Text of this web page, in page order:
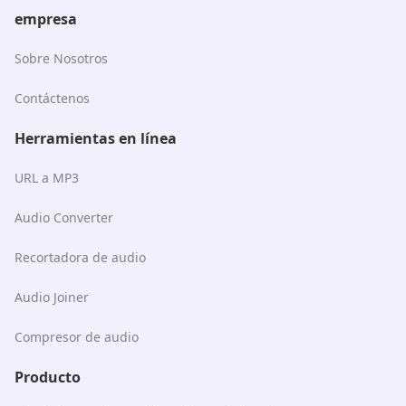
empresa
Sobre Nosotros
Contáctenos
Herramientas en línea
URL a MP3
Audio Converter
Recortadora de audio
Audio Joiner
Compresor de audio
Producto